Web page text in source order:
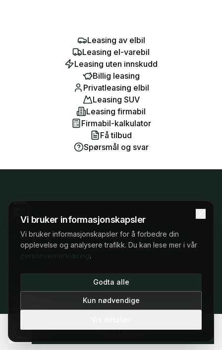
Vi bruker informasjonskapsler
Vi bruker informasjonskapsler for å forbedre din
opplevelse og analysere trafikk. Du kan lese mer i vår
personvernerklæring.
Godta alle
Kun nødvendige
22 53 57 53
Man–fre 09:00–17:00
Leasing av elbil
Leasing el-varebil
Leasing uten innskudd
Billig leasing
Privatleasing elbil
Leasing SUV
Leasing firmabil
Firmabil-kalkulator
Få tilbud
Spørsmål og svar
Din partner for leasing av elbil. Enkelt, trygt og
forutsigbart.
Kampanje
Alle elbiler
Få tilbud